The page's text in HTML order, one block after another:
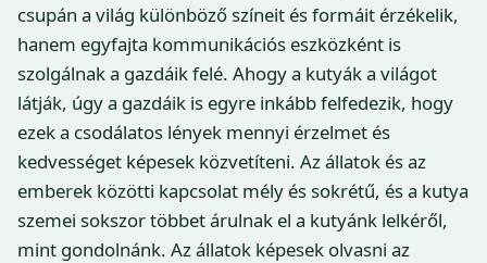
csupán a világ különböző színeit és formáit érzékelik,
hanem egyfajta kommunikációs eszközként is
szolgálnak a gazdáik felé. Ahogy a kutyák a világot
látják, úgy a gazdáik is egyre inkább felfedezik, hogy
ezek a csodálatos lények mennyi érzelmet és
kedvességet képesek közvetíteni. Az állatok és az
emberek közötti kapcsolat mély és sokrétű, és a kutya
szemei sokszor többet árulnak el a kutyánk lelkéről,
mint gondolnánk. Az állatok képesek olvasni az